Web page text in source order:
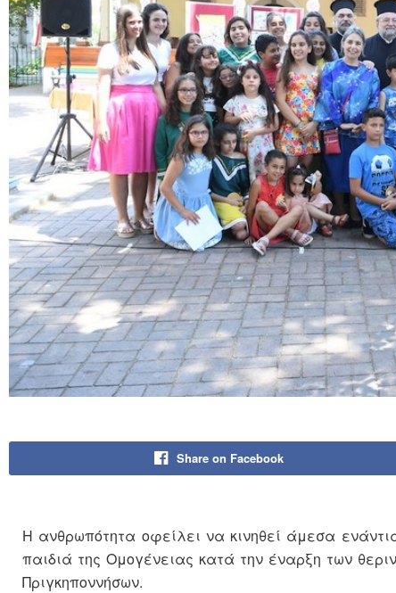
Share on Facebook
Η ανθρωπότητα οφείλει να κινηθεί άμεσα
παιδιά της Ομογένειας κατά την έναρξη των
Πριγκηποννήσων.